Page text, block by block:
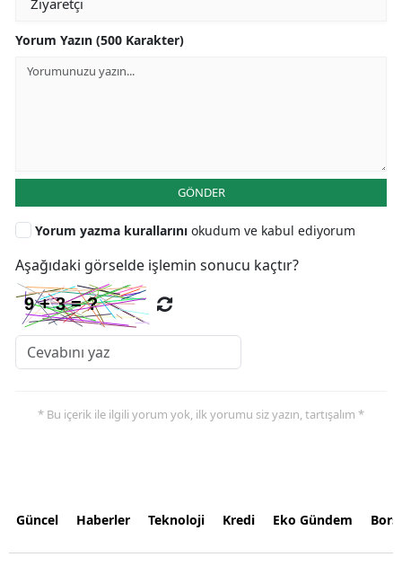
Yorum Yazın (500 Karakter)
GÖNDER
Yorum yazma kurallarını okudum ve kabul ediyorum
Aşağıdaki görselde işlemin sonucu kaçtır?
* Bu içerik ile ilgili yorum yok, ilk yorumu siz yazın, tartışalım *
Güncel Haberler Teknoloji Kredi Eko Gündem